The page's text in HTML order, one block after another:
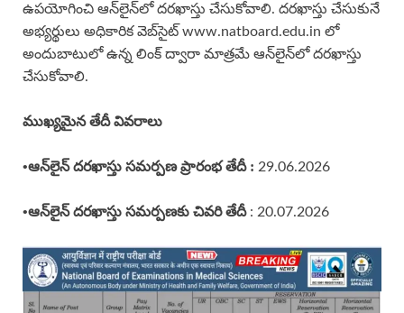
ఉపయోగించి ఆన్‌లైన్‌లో దరఖాస్తు చేసుకోవాలి. దరఖాస్తు చేసుకునే
అభ్యర్థులు అధికారిక వెబ్‌సైట్ www.natboard.edu.in లో
అందుబాటులో ఉన్న లింక్ ద్వారా మాత్రమే ఆన్‌లైన్‌లో దరఖాస్తు
చేసుకోవాలి.
ముఖ్యమైన తేదీ వివరాలు
•ఆన్‌లైన్ దరఖాస్తు సమర్పణ ప్రారంభ తేదీ : 29.06.2026
•ఆన్‌లైన్ దరఖాస్తు సమర్పణకు చివరి తేదీ: 20.07.2026